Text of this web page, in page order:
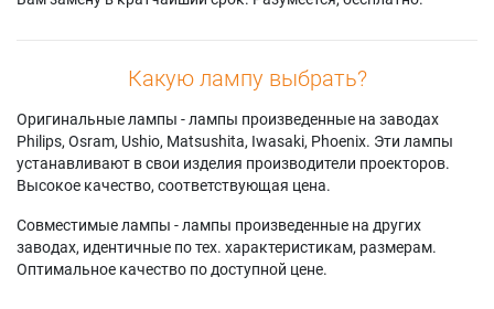
Какую лампу выбрать?
Оригинальные лампы - лампы произведенные на заводах
Philips, Osram, Ushio, Matsushita, Iwasaki, Phoenix. Эти лампы
устанавливают в свои изделия производители проекторов.
Высокое качество, соответствующая цена.
Совместимые лампы - лампы произведенные на других
заводах, идентичные по тех. характеристикам, размерам.
Оптимальное качество по доступной цене.